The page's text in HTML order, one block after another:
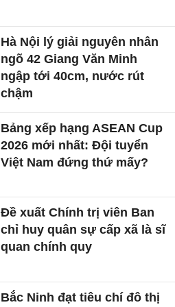
Hà Nội lý giải nguyên nhân
ngõ 42 Giang Văn Minh
ngập tới 40cm, nước rút
chậm
Bảng xếp hạng ASEAN Cup
2026 mới nhất: Đội tuyển
Việt Nam đứng thứ mấy?
Đề xuất Chính trị viên Ban
chỉ huy quân sự cấp xã là sĩ
quan chính quy
Bắc Ninh đạt tiêu chí đô thị